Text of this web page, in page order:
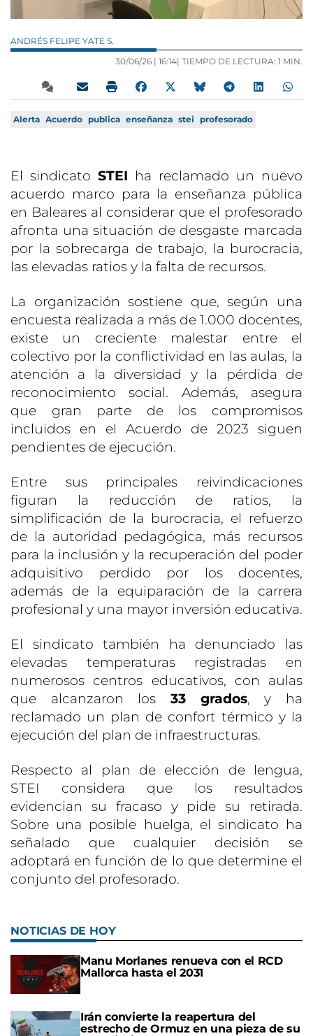
ANDRÉS FELIPE YATE S.
30/06/26 | 16:14| TIEMPO DE LECTURA: 1 MIN.
Alerta Acuerdo publica enseñanza stei profesorado
El sindicato STEI ha reclamado un nuevo
acuerdo marco para la enseñanza pública
en Baleares al considerar que el profesorado
afronta una situación de desgaste marcada
por la sobrecarga de trabajo, la burocracia,
las elevadas ratios y la falta de recursos.
La organización sostiene que, según una
encuesta realizada a más de 1.000 docentes,
existe un creciente malestar entre el
colectivo por la conflictividad en las aulas, la
atención a la diversidad y la pérdida de
reconocimiento social. Además, asegura
que gran parte de los compromisos
incluidos en el Acuerdo de 2023 siguen
pendientes de ejecución.
Entre sus principales reivindicaciones
figuran la reducción de ratios, la
simplificación de la burocracia, el refuerzo
de la autoridad pedagógica, más recursos
para la inclusión y la recuperación del poder
adquisitivo perdido por los docentes,
además de la equiparación de la carrera
profesional y una mayor inversión educativa.
El sindicato también ha denunciado las
elevadas temperaturas registradas en
numerosos centros educativos, con aulas
que alcanzaron los 33 grados, y ha
reclamado un plan de confort térmico y la
ejecución del plan de infraestructuras.
Respecto al plan de elección de lengua,
STEI considera que los resultados
evidencian su fracaso y pide su retirada.
Sobre una posible huelga, el sindicato ha
señalado que cualquier decisión se
adoptará en función de lo que determine el
conjunto del profesorado.
NOTICIAS DE HOY
Manu Morlanes renueva con el RCD
Mallorca hasta el 2031
Irán convierte la reapertura del
estrecho de Ormuz en una pieza de su